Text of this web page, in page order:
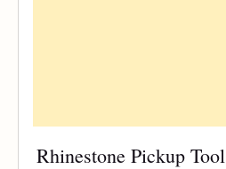
Rhinestone Pickup Tool